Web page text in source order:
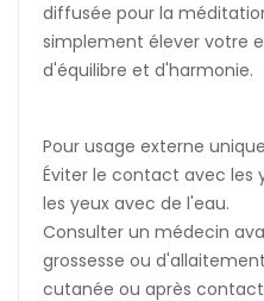
diffusée pour la
simplement élever votre
d'équilibre et d'harmonie.
Pour usage externe
Éviter le contact avec les
les yeux avec de l'eau.
Consulter un médecin
grossesse ou
cutanée ou après